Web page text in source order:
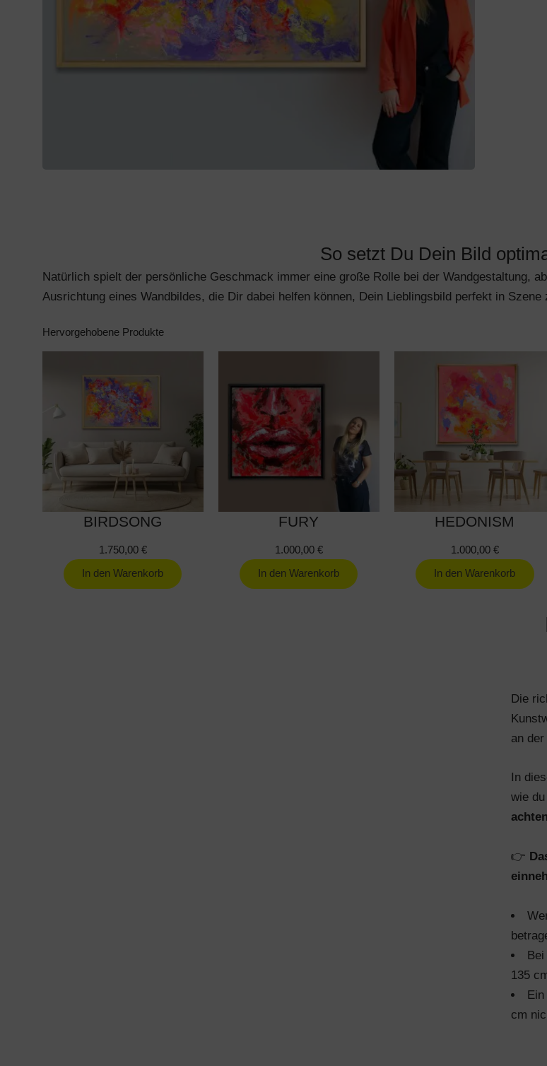
So setzt Du Dein Bild
Natürlich spielt der persönliche Geschmack immer eine große Rolle bei der Wandgestaltung,
Ausrichtung eines Wandbildes, die Dir dabei helfen können, Dein Lieblingsbild perfekt in Szene
Hervorgehobene Produkte
BIRDSONG
1.750,00 €
In den Warenkorb
FURY
1.000,00 €
In den Warenkorb
HEDONISM
1.000,00 €
In den Warenkorb
Die
an
In
wie
👉
135
cm